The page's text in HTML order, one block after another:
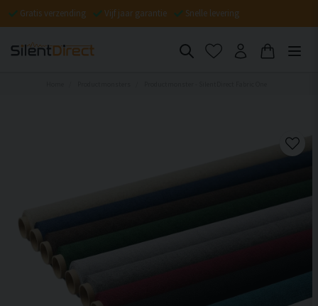
Gratis verzending Vijf jaar garantie Snelle levering